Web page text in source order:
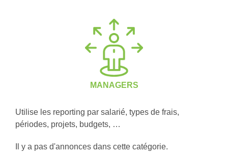
MANAGERS
Utilise les reporting par salarié, types de frais,
périodes, projets, budgets, …
Il y a pas d'annonces dans cette catégorie.